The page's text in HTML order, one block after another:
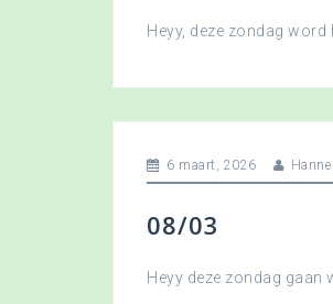
Heyy, deze zondag
6 maart, 2026
08/03
Heyy deze zondag gaan